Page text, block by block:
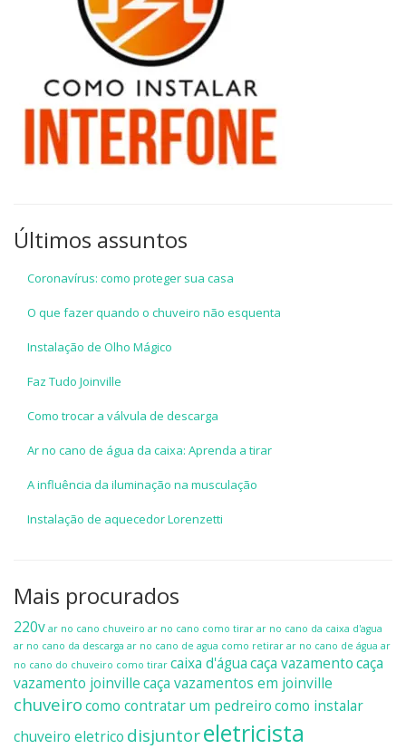
Últimos assuntos
Coronavírus: como proteger sua casa
O que fazer quando o chuveiro não esquenta
Instalação de Olho Mágico
Faz Tudo Joinville
Como trocar a válvula de descarga
Ar no cano de água da caixa: Aprenda a tirar
A influência da iluminação na musculação
Instalação de aquecedor Lorenzetti
Mais procurados
220v ar no cano chuveiro ar no cano como tirar ar no cano da caixa d'agua
ar no cano da descarga ar no cano de agua como retirar ar no cano de água ar
no cano do chuveiro como tirar caixa d'águacaça vazamentocaça
vazamento joinvillecaça vazamentos em joinville
chuveirocomo contratar um pedreirocomo instalar
chuveiro eletrico disjuntoreletricista